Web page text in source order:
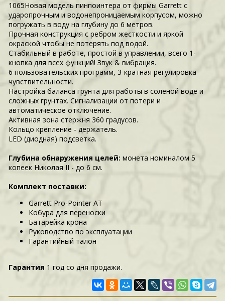
1065Новая модель пинпоинтера от фирмы Garrett с
ударопрочным и водонепроницаемым корпусом, можно
погружать в воду на глубину до 6 метров.
Прочная конструкция с ребром жесткости и яркой
окраской чтобы не потерять под водой.
Стабильный в работе, простой в управлении, всего 1-
кнопка для всех функций! Звук & вибрация.
6 пользовательских программ, 3-кратная регулировка
чувствительности.
Настройка баланса грунта для работы в соленой воде и
сложных грунтах. Сигнализации от потери и
автоматическое отключение.
Активная зона стержня 360 градусов.
Кольцо крепление - держатель.
LED (диодная) подсветка.
Глубина обнаружения целей: монета номиналом 5
копеек Николая II - до 6 см.
Комплект поставки:
Garrett Pro-Pointer AT
Кобура для переноски
Батарейка крона
Руководство по эксплуатации
Гарантийный талон
Гарантия 1 год со дня продажи.